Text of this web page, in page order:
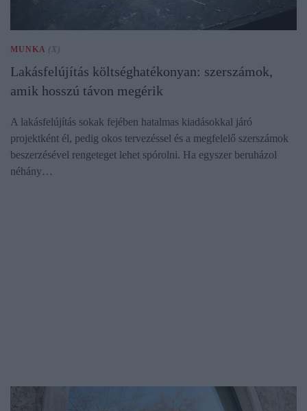
MUNKA (X)
Lakásfelújítás költséghatékonyan: szerszámok,
amik hosszú távon megérik
A lakásfelújítás sokak fejében hatalmas kiadásokkal járó
projektként él, pedig okos tervezéssel és a megfelelő szerszámok
beszerzésével rengeteget lehet spórolni. Ha egyszer beruházol
néhány…